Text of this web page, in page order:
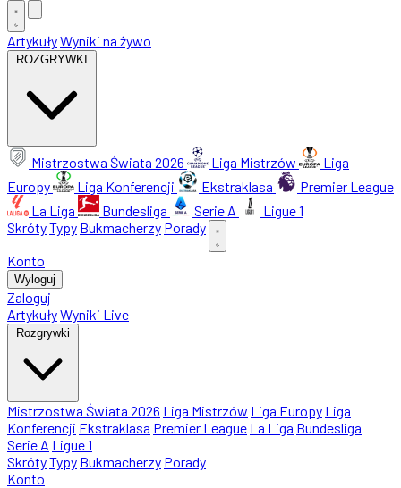
ArtykułyWyniki na żywo
ROZGRYWKI
Mistrzostwa Świata 2026 Liga Mistrzów
Liga
Europy
Liga Konferencji Ekstraklasa
Premier League
La Liga
Bundesliga Serie A
Ligue 1
SkrótyTypy Bukmacherzy Porady
Konto
Wyloguj
Zaloguj
ArtykułyWyniki Live
Rozgrywki
Mistrzostwa Świata 2026 Liga Mistrzów Liga Europy Liga
Konferencji Ekstraklasa Premier League La Liga Bundesliga
Serie A Ligue 1
SkrótyTypy Bukmacherzy Porady
Konto